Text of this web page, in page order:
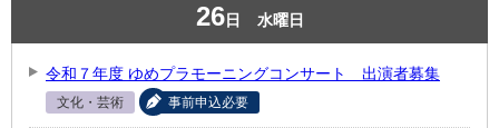
26日 水曜日
令和７年度 ゆめプラモーニングコンサート 出演者募集
文化・芸術 事前申込必要